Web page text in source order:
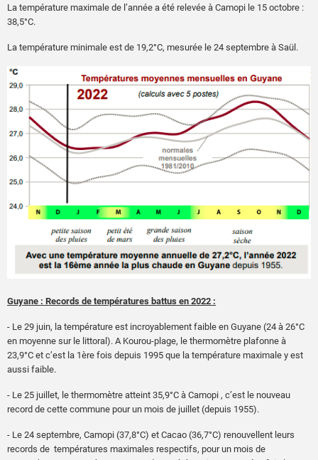
La température maximale de l’année a été relevée à Camopi le 15 octobre :
38,5°C.
La température minimale est de 19,2°C, mesurée le 24 septembre à Saül.
Guyane : Records de températures battus en 2022 :
- Le 29 juin, la température est incroyablement faible en Guyane (24 à 26°C
en moyenne sur le littoral). A Kourou-plage, le thermomètre plafonne à
23,9°C et c’est la 1ère fois depuis 1995 que la température maximale y est
aussi faible.
- Le 25 juillet, le thermomètre atteint 35,9°C à Camopi , c’est le nouveau
record de cette commune pour un mois de juillet (depuis 1955).
- Le 24 septembre, Camopi (37,8°C) et Cacao (36,7°C) renouvellent leurs
records de températures maximales respectifs, pour un mois de